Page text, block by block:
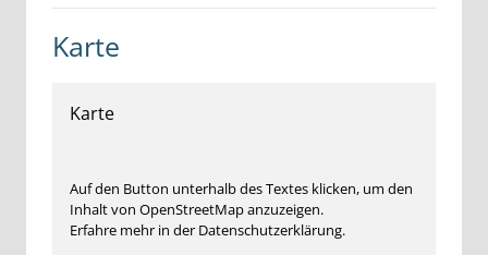
Karte
Karte
Auf den Button unterhalb des Textes klicken, um den
Inhalt von OpenStreetMap anzuzeigen.
Erfahre mehr in der Datenschutzerklärung.